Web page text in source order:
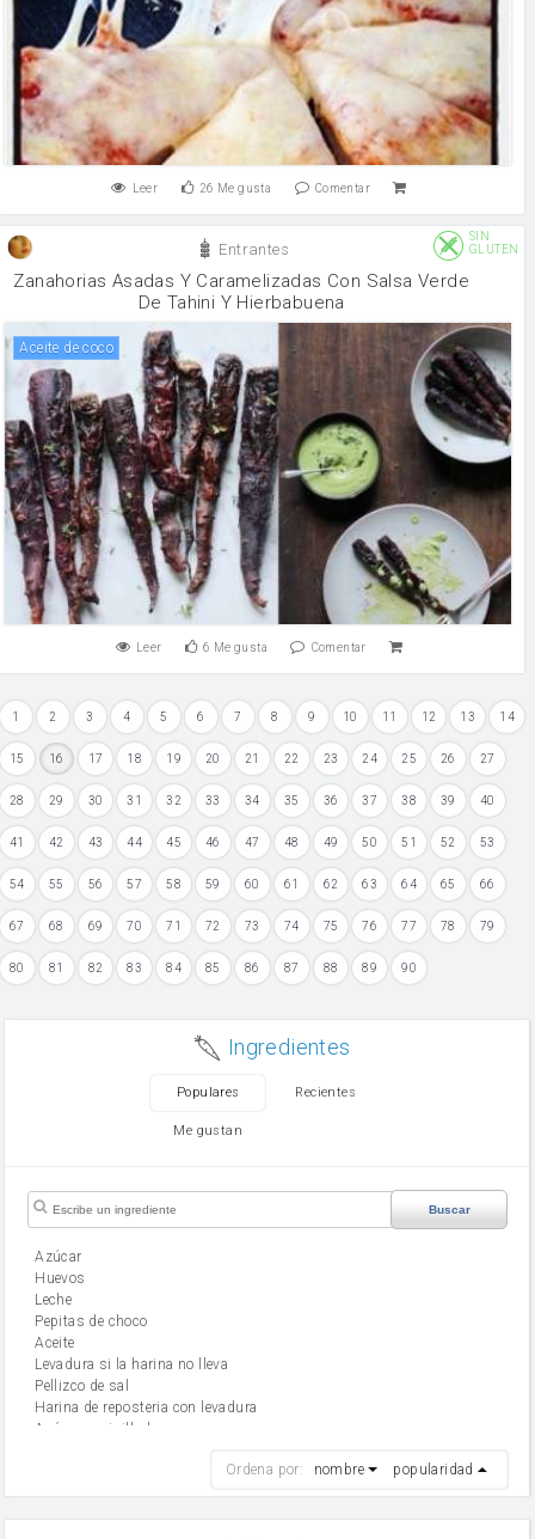
Leer 26 Me gusta Comentar
Entrantes
SIN
GLUTEN
Zanahorias Asadas Y Caramelizadas Con Salsa Verde
De Tahini Y Hierbabuena
aceite de coco
Leer 6 Me gusta Comentar
1 2 3 4 5 6 7 8 9 10 11 12 13 14
15 16 17 18 19 20 21 22 23 24 25 26 27
28 29 30 31 32 33 34 35 36 37 38 39 40
41 42 43 44 45 46 47 48 49 50 51 52 53
54 55 56 57 58 59 60 61 62 63 64 65 66
67 68 69 70 71 72 73 74 75 76 77 78 79
80 81 82 83 84 85 86 87 88 89 90
Ingredientes
Populares Recientes
Me gustan
Buscar
Azúcar
huevos
leche
Pepitas de choco
aceite
Levadura si la harina no lleva
Pellizco de sal
Harina de reposteria con levadura
Azúcar avainillado
mantequilla
Ordena por: nombre popularidad